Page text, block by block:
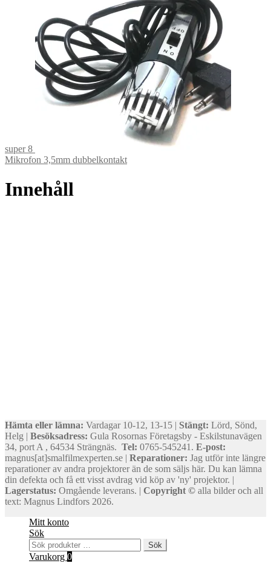
super 8
Mikrofon 3,5mm dubbelkontakt
Innehåll
Hämta eller lämna: Vardagar 10-12, 13-15 | Stängt: Lörd, Sönd,
Helg | Besöksadress: Gula Rosornas Företagsby - Eskilstunavägen
34, port A , 64534 Strängnäs. Tel: 0765-545241. E-post:
magnus[at]smalfilmexperten.se | Reparationer: Jag utför inte längre
reparationer av andra projektorer än de som säljs här. Du kan lämna
din defekta och få ett visst avdrag vid köp av 'ny' projektor. |
Lagerstatus: Omgående leverans. | Copyright © alla bilder och all
text: Magnus Lindfors 2026.
Mitt konto
Sök
Sök
efter:
Sök
Varukorg 0